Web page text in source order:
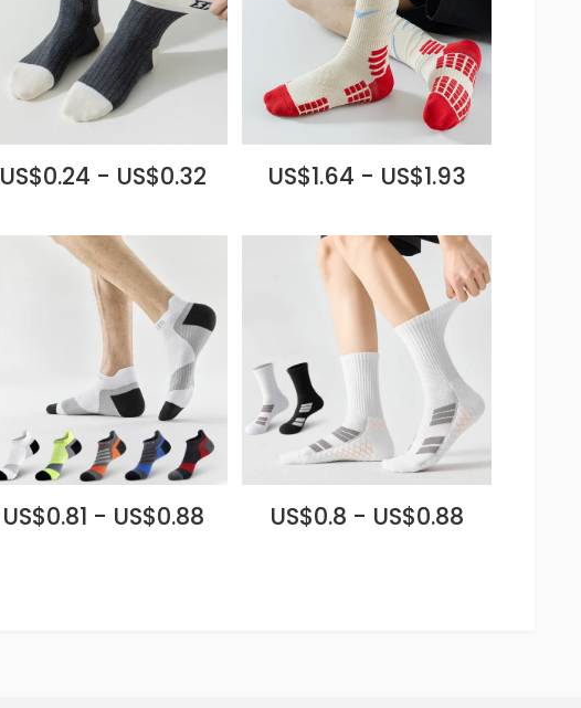
US$0.24 - US$0.32 US$1.64 - US$1.93
US$0.81 - US$0.88 US$0.8 - US$0.88